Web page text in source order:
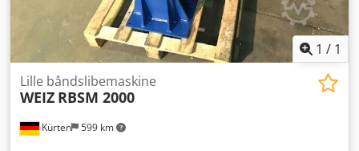
1 / 1
Kürten 599 km
Lille båndslibemaskine
WEIZ RBSM 2000